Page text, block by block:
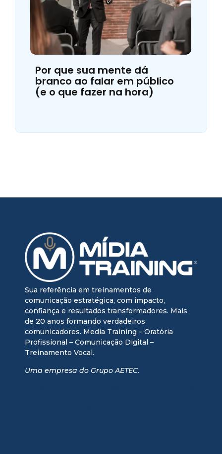
Por que sua mente dá
branco ao falar em público
(e o que fazer na hora)
Sua referência em treinamentos de
comunicação estratégica, com impacto,
confiança e resultados transformadores. Mais
de 20 anos formando verdadeiros
comunicadores. Media Training – Oratória
Profissional – Comunicação Digital –
Treinamento Vocal.
Uma empresa do Grupo AETEC.